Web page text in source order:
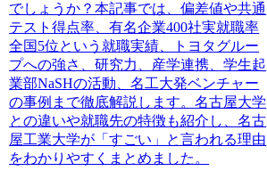
でしょうか？本記事では、偏差値や共通
テスト得点率、有名企業400社実就職率
全国5位という就職実績、トヨタグルー
プへの強さ、研究力、産学連携、学生起
業部NaSHの活動、名工大発ベンチャー
の事例まで徹底解説します。名古屋大学
との違いや就職先の特徴も紹介し、名古
屋工業大学が「すごい」と言われる理由
をわかりやすくまとめました。